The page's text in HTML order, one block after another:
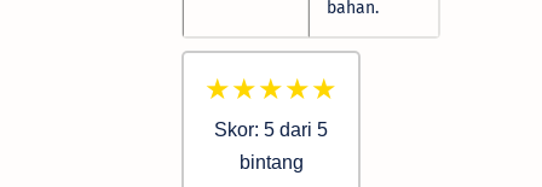
bahan.
★★★★★
Skor: 5 dari 5
bintang